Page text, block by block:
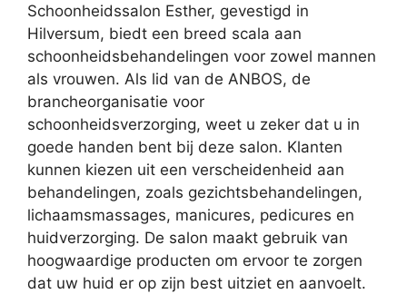
Schoonheidssalon Esther, gevestigd in
Hilversum, biedt een breed scala aan
schoonheidsbehandelingen voor zowel mannen
als vrouwen. Als lid van de ANBOS, de
brancheorganisatie voor
schoonheidsverzorging, weet u zeker dat u in
goede handen bent bij deze salon. Klanten
kunnen kiezen uit een verscheidenheid aan
behandelingen, zoals gezichtsbehandelingen,
lichaamsmassages, manicures, pedicures en
huidverzorging. De salon maakt gebruik van
hoogwaardige producten om ervoor te zorgen
dat uw huid er op zijn best uitziet en aanvoelt.